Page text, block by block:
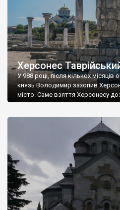
Херсонес
У 988 році, після кількох місяців
князь Володимир захопив
місто. Саме взяття Херсонесу
диктувати свої умови
Херсонесі Володимир-язичник,
А потім було Хрещення Русі. На